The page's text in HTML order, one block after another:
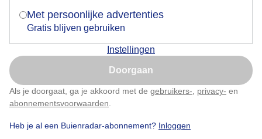
Met persoonlijke advertenties
Gratis blijven gebruiken
Instellingen
Doorgaan
Als je doorgaat, ga je akkoord met de gebruikers- privacy- en
abonnementsvoorwaarden
Heb je al een Buienradar-abonnement? Inloggen
Zomer
Nu niet, misschien later
Klik hierom dit aan te passen